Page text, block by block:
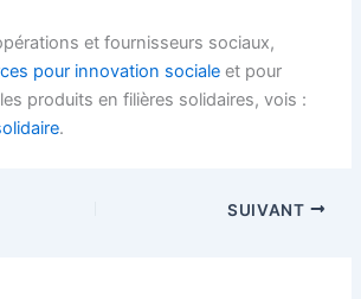
et fournisseurs sociaux,
pour innovation sociale et pour
produits en filières solidaires, vois :
.
SUIVANT